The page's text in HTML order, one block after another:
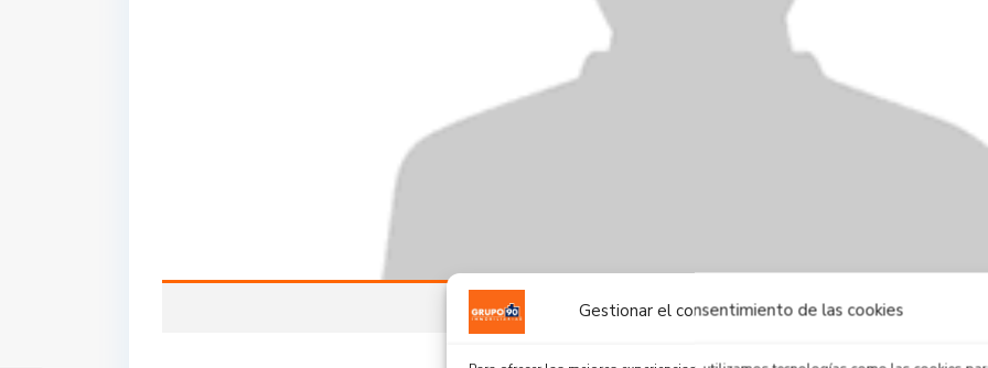
Gestionar el consentimiento de las cookies